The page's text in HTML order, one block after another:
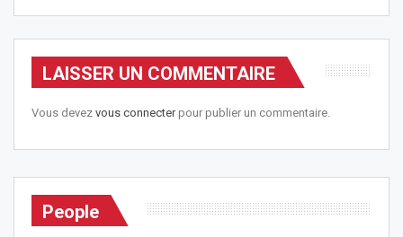
LAISSER UN COMMENTAIRE
Vous devez vous connecterpour publier un commentaire.
People